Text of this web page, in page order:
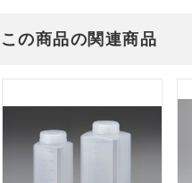
この商品の関連商品